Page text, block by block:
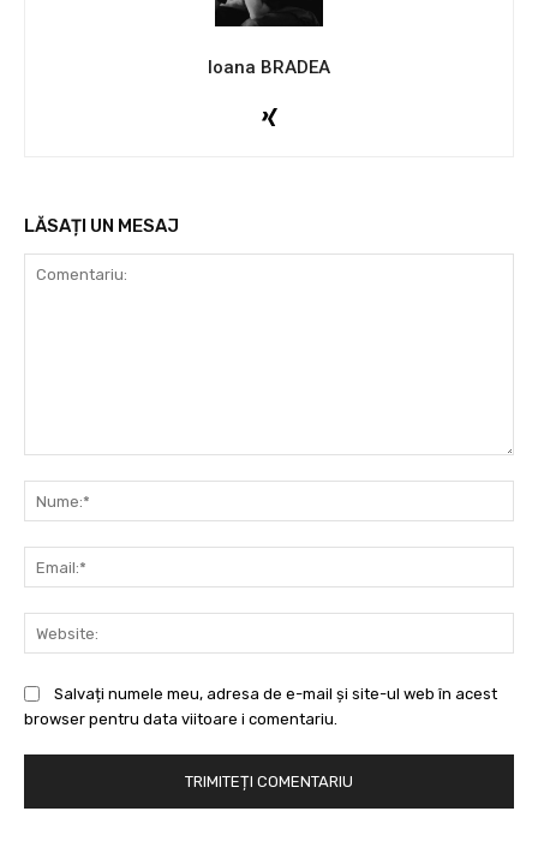
Ioana BRADEA
LĂSAȚI UN MESAJ
Salvați numele meu, adresa de e-mail și site-ul web în acest
browser pentru data viitoare i comentariu.